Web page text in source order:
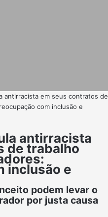
antirracista em seus contratos de
com inclusão e
antirracista
de trabalho
inclusão e
podem levar o
por justa causa